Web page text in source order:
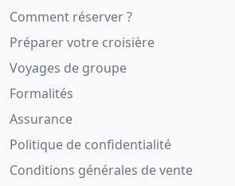
Comment réserver ?
Préparer votre croisière
Voyages de groupe
Formalités
Assurance
Politique de confidentialité
Conditions générales de vente